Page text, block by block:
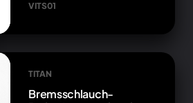
VITS01
TITAN
Bremsschlauch-